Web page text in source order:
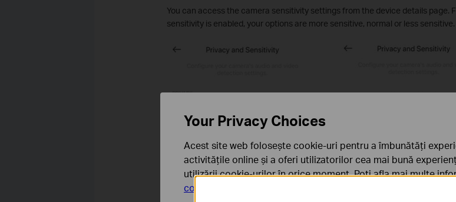
You can access the camera sensitivity settings from the device details page.
sensitivity is enabled, your options are more sensitive, normal or less sensitive.
Your Privacy Choices
Acest site web folosește cookie-uri pentru a îmbunătăți
activitățile online și a oferi utilizatorilor cea mai bună
utilizării cookie-urilor în orice moment. Poți afla mai multe
confidențialitate